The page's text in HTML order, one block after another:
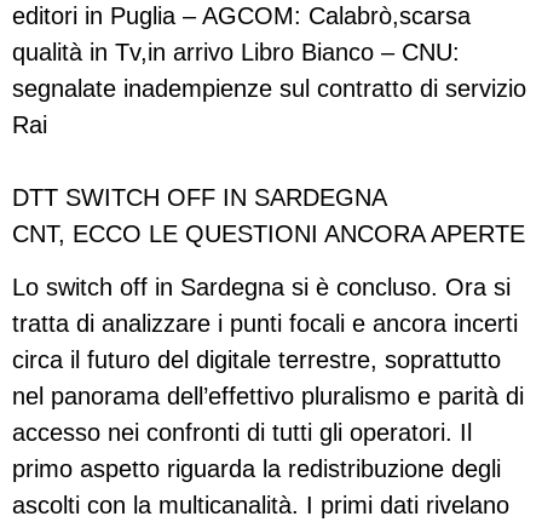
editori in Puglia – AGCOM: Calabrò,scarsa
qualità in Tv,in arrivo Libro Bianco – CNU:
segnalate inadempienze sul contratto di servizio
Rai
DTT SWITCH OFF IN SARDEGNA
CNT, ECCO LE QUESTIONI ANCORA APERTE
Lo switch off in Sardegna si è concluso. Ora si
tratta di analizzare i punti focali e ancora incerti
circa il futuro del digitale terrestre, soprattutto
nel panorama dell’effettivo pluralismo e parità di
accesso nei confronti di tutti gli operatori. Il
primo aspetto riguarda la redistribuzione degli
ascolti con la multicanalità. I primi dati rivelano